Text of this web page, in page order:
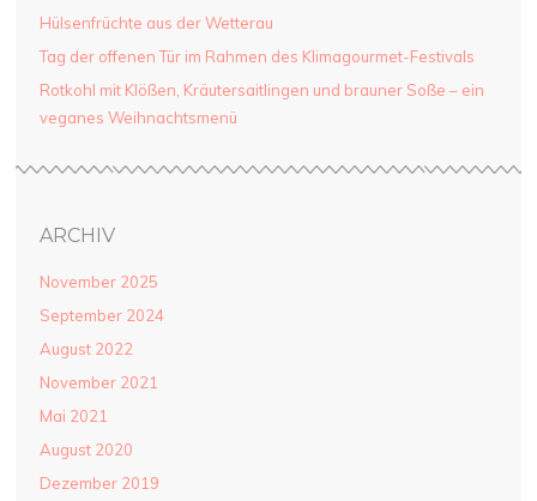
Hülsenfrüchte aus der Wetterau
Tag der offenen Tür im Rahmen des Klimagourmet-Festivals
Rotkohl mit Klößen, Kräutersaitlingen und brauner Soße – ein
veganes Weihnachtsmenü
ARCHIV
November 2025
September 2024
August 2022
November 2021
Mai 2021
August 2020
Dezember 2019